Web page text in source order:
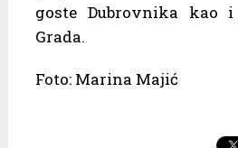
goste Dubrovnika kao
Grada.
Foto: Marina Majić